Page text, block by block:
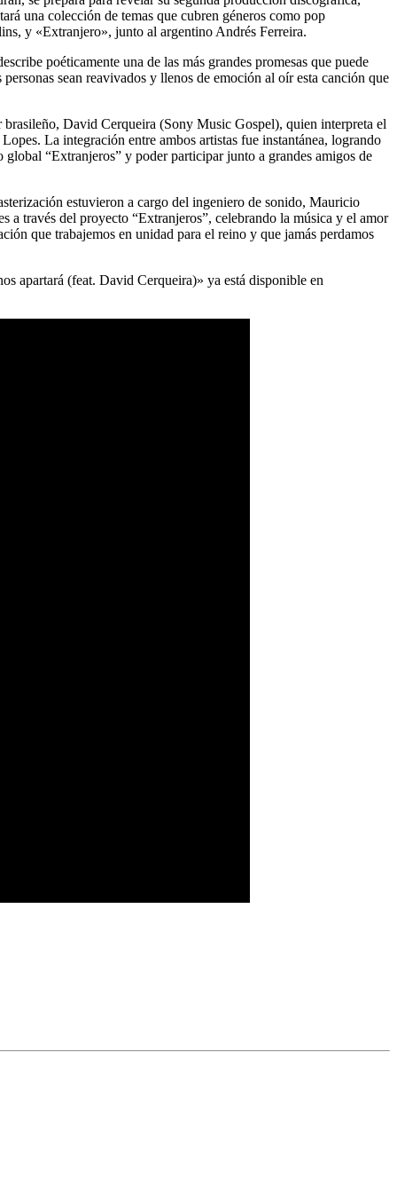
una colección de temas que cubren géneros como pop
y «Extranjero», junto al argentino Andrés Ferreira.
poéticamente una de las más grandes promesas que puede
sean reavivados y llenos de emoción al oír esta canción que
David Cerqueira (Sony Music Gospel), quien interpreta el
La integración entre ambos artistas fue instantánea, logrando
“Extranjeros” y poder participar junto a grandes amigos de
estuvieron a cargo del ingeniero de sonido, Mauricio
través del proyecto “Extranjeros”, celebrando la música y el amor
que trabajemos en unidad para el reino y que jamás perdamos
apartará (feat. David Cerqueira)» ya está disponible en